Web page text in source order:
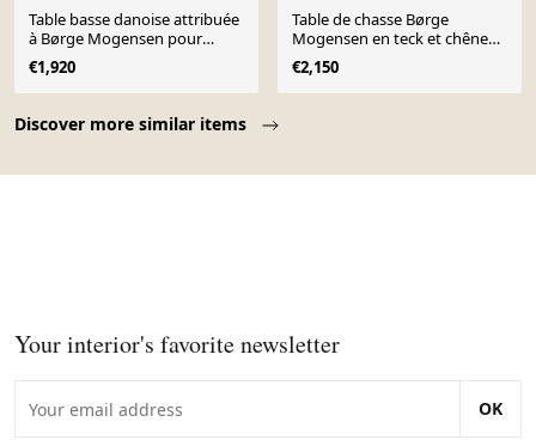
Discover more similar items
Table basse danoise attribuée
à Børge Mogensen pour
Søborg Møbler, années 1950.
€1,920
Table de chasse Børge
Mogensen en teck et chêne
pour Søborg Møbelfabrik
€2,150
Your interior's favorite newsletter
OK